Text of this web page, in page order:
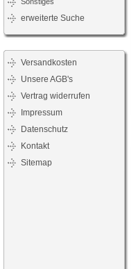
erweiterte Suche
Versandkosten
Unsere AGB's
Vertrag widerrufen
Impressum
Datenschutz
Kontakt
Sitemap